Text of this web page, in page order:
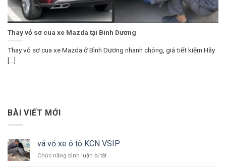
Thay vỏ sơ cua xe Mazda tại Bình Dương
Thay vỏ sơ cua xe Mazda ở Bình Dương nhanh chóng, giá tiết kiệm Hãy
[...]
BÀI VIẾT MỚI
vá vỏ xe ô tô KCN VSIP
Chức năng bình luận bị tắtở